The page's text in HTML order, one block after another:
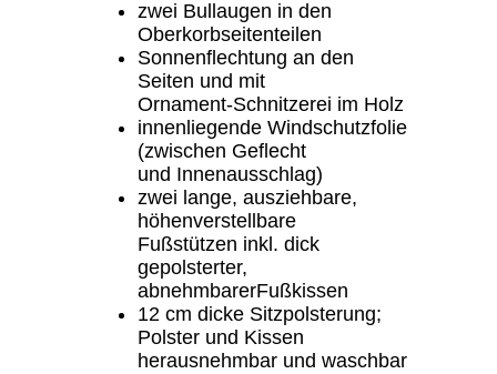
zwei Bullaugen in den
Oberkorbseitenteilen
Sonnenflechtung an den
Seiten und mit
Ornament-Schnitzerei im Holz
innenliegende Windschutzfolie
(zwischen Geflecht
und Innenausschlag)
zwei lange, ausziehbare,
höhenverstellbare
Fußstützen inkl. dick
gepolsterter,
abnehmbarerFußkissen
12 cm dicke Sitzpolsterung;
Polster und Kissen
herausnehmbar und waschbar